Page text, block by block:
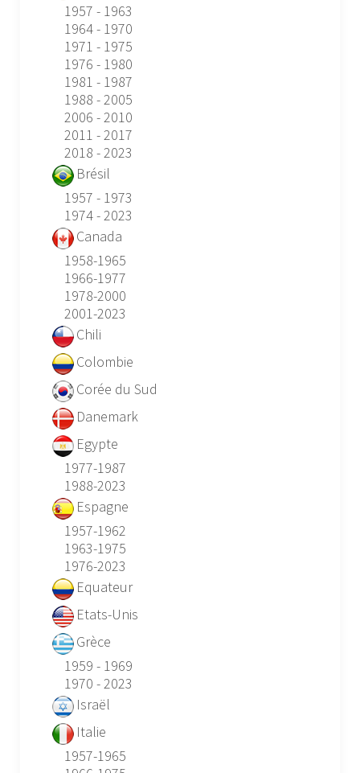
1957 - 1963
1964 - 1970
1971 - 1975
1976 - 1980
1981 - 1987
1988 - 2005
2006 - 2010
2011 - 2017
2018 - 2023
Brésil
1957 - 1973
1974 - 2023
Canada
1958-1965
1966-1977
1978-2000
2001-2023
Chili
Colombie
Corée du Sud
Danemark
Egypte
1977-1987
1988-2023
Espagne
1957-1962
1963-1975
1976-2023
Equateur
Etats-Unis
Grèce
1959 - 1969
1970 - 2023
Israël
Italie
1957-1965